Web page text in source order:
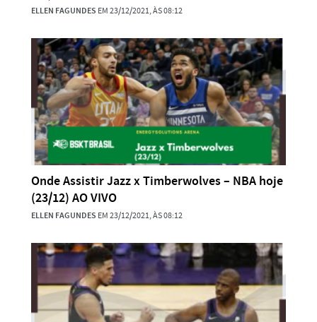
ELLEN FAGUNDES EM 23/12/2021, ÀS 08:12
Onde Assistir Jazz x Timberwolves – NBA hoje
(23/12) AO VIVO
ELLEN FAGUNDES EM 23/12/2021, ÀS 08:12